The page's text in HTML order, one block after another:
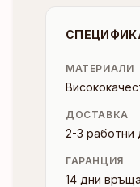
МАТЕРИАЛИ
ДОСТАВКА
2-3 работни
ГАРАНЦИЯ
14 дни